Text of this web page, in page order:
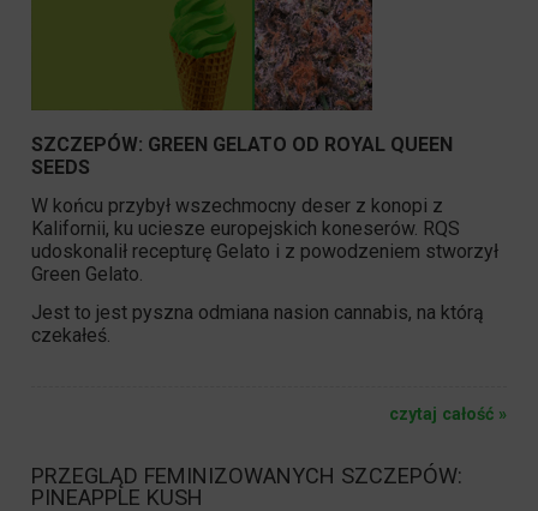
SZCZEPÓW: GREEN GELATO OD ROYAL QUEEN
SEEDS
W końcu przybył wszechmocny deser z konopi z
Kalifornii, ku uciesze europejskich koneserów. RQS
udoskonalił recepturę Gelato i z powodzeniem stworzył
Green Gelato.
Jest to jest pyszna odmiana nasion cannabis, na którą
czekałeś.
czytaj całość »
PRZEGLĄD FEMINIZOWANYCH SZCZEPÓW:
PINEAPPLE KUSH